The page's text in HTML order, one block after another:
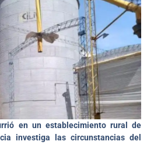
en un establecimiento rural de
investiga las circunstancias del